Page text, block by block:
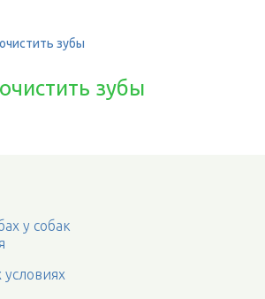
зубы
зубы
у собак